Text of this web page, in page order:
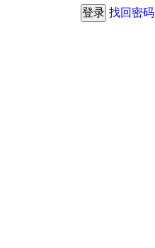
找回密码